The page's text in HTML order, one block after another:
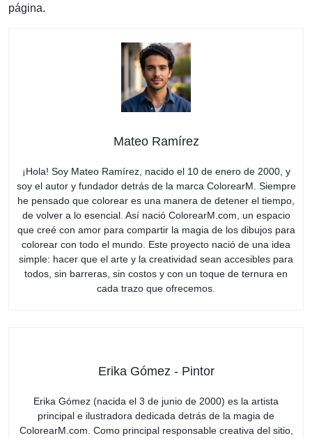
página.
Mateo Ramírez
¡Hola! Soy Mateo Ramírez, nacido el 10 de enero de 2000, y
soy el autor y fundador detrás de la marca ColorearM. Siempre
he pensado que colorear es una manera de detener el tiempo,
de volver a lo esencial. Así nació ColorearM.com, un espacio
que creé con amor para compartir la magia de los dibujos para
colorear con todo el mundo. Este proyecto nació de una idea
simple: hacer que el arte y la creatividad sean accesibles para
todos, sin barreras, sin costos y con un toque de ternura en
cada trazo que ofrecemos.
Erika Gómez - Pintor
Erika Gómez (nacida el 3 de junio de 2000) es la artista
principal e ilustradora dedicada detrás de la magia de
ColorearM.com. Como principal responsable creativa del sitio,